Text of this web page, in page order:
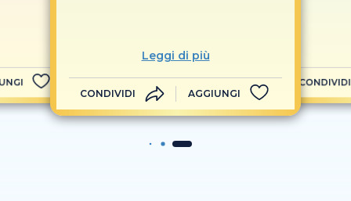
Leggi di più
CONDIVIDI AGGIUNGI
CONDIVIDI